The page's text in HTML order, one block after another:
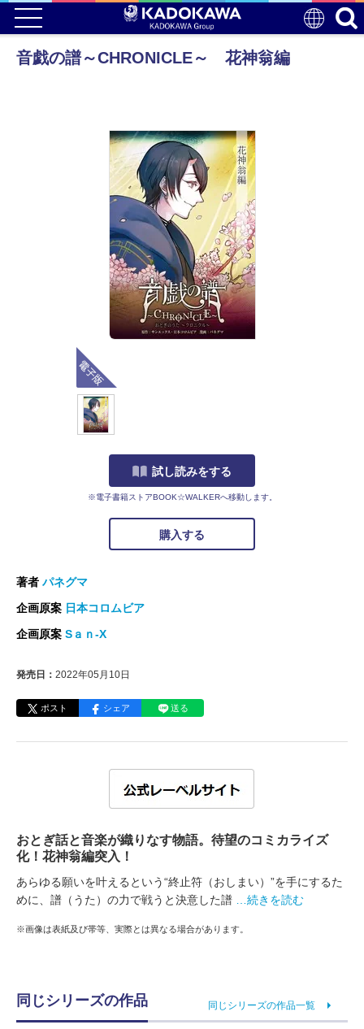
音戯の譜～CHRONICLE～ 花神翁編
試し読みをする
※電子書籍ストアBOOK☆WALKERへ移動します。
購入する
著者 パネグマ
企画原案 日本コロムビア
企画原案 Sａｎ-X
発売日： 2022年05月10日
ポスト シェア 送る
おとぎ話と音楽が織りなす物語。待望のコミカライズ
化！花神翁編突入！
あらゆる願いを叶えるという“終止符（おしまい）”を手にするた
めに、譜（うた）の力で戦うと決意した譜
…続きを読む
※画像は表紙及び帯等、実際とは異なる場合があります。
同じシリーズの作品 同じシリーズの作品一覧